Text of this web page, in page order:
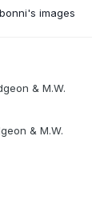
images
& M.W.
& M.W.